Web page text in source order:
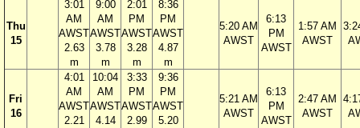
Thu
15
3:01
AM
AWST
2.63
m
9:00
AM
AWST
3.78
m
2:01
PM
AWST
3.28
m
8:36
PM
AWST
4.87
m
5:20 AM
AWST
6:13
PM
AWST
1:57 AM
AWST
Fri
16
4:01
AM
AWST
2.21
10:04
AM
AWST
4.14
3:33
PM
AWST
2.99
9:36
PM
AWST
5.20
5:21 AM
AWST
6:13
PM
AWST
2:47 AM
AWST